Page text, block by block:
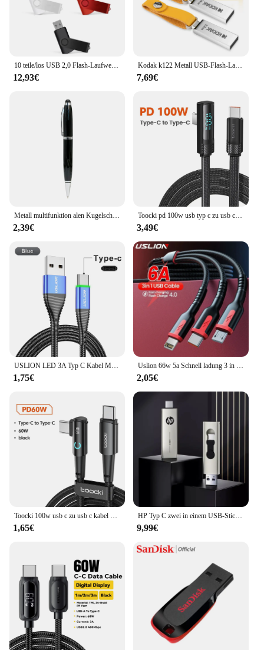
10 teile/los USB 2,0 Flash-Laufwerk 64GB 128GB USB-Stick 16GB Pen drive 32GB Festplatte auf Schlüssel USB-Stick 1GB 2GB 4GB 8GB Speicher Flash-Disk
12,93€
Kodak k122 Metall USB-Flash-Laufwerk 32GB Speicher Stick USB 2,0 Pen drive Disk u Disk Memoria Typ-C Adapter
7,69€
Metall multifunktion alen Kugelschreiber USB-Flash-Laufwerk 8g 16g 32GB 64GB 128GB 256GB Business USB Pen drive USB 2,0 Flash-Speicher platte
2,39€
Toocki pd 100w usb typ c zu usb c kabel 90 grad winkel digital anzeige für iphone 15 samsung huawei xiaomi usb c ladekabel
3,49€
USLION LED 3A Typ C Kabel Micro USB Schnelle Ladekabel Draht Für Samsung S23 Xiaomi Handy Ladung USB typ C Ladung Kabel
1,75€
Uslion 66w 5a Schnell ladung 3 in 1 Schnell ladekabel für iPhone 14 Huawei Micro USB Typ C Ladegerät mehrere USB Ladekabel
2,05€
Toocki 100w usb c zu usb c kabel 90 grad für ipad macbook pro xiaomi samsung huawei schnell ladetyp c datums kabel
1,65€
HP Typ C zwei in einem USB-Stick 64GB 128GB 256GB Computer Handy Dual-Use USB-Flash-Laufwerk rotierend kreative USB-3,2
9,99€